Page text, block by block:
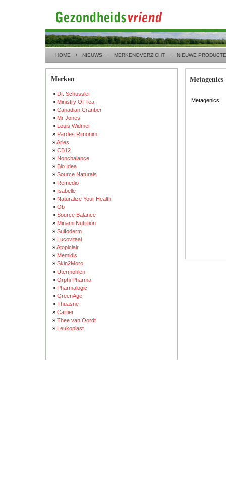
HOME NIEUWS MERKENOVERZICHT NIEUWE
Merken
» Dr. Schussler
» Ministry Of Tea
» Canadian Cranber
» Mr Jones
» Louis Widmer
» Pardes Rimonim
»Aries
» CB12
» Nonchalance
» Bio Idea
» Source Naturals
» Remedio
» Isabelle
» Naturalize Your Health
» Ob
» Source Balance
» Minami Nutrition
» Sulfoderm
» Lucovitaal
»Atopiclair
» Memidis
» Skin2Moro
» Utermohlen
» Orphi Pharma
» Pharmalogic
» GreenAge
» Thuasne
» Cartier
» Thee van Oordt
» Leukoplast
Metagenics
Metagenics